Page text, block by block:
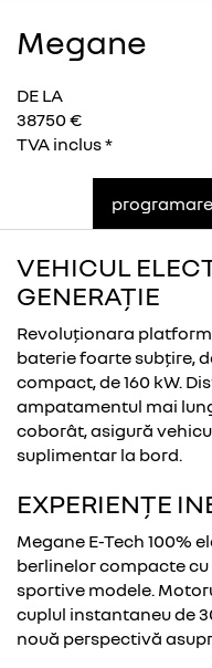
Megane
DE LA
38750 €
TVA inclus *
VEHICUL
GENERAȚIE
Revoluționara
baterie foarte subțire,
compact, de 160 kW.
ampatamentul mai
coborât, asigură
suplimentar la bord.
EXPERIENȚE
Megane E-Tech 100%
berlinelor compacte
sportive modele.
cuplul instantaneu de
nouă perspectivă